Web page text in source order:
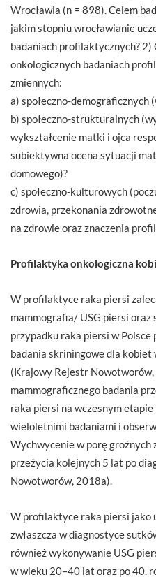
Wrocławia (n = 898). Celem
jakim stopniu wrocławianie
badaniach profilaktycznych? 2)
onkologicznych badaniach
zmiennych:
a) społeczno-demograficznych
b) społeczno-strukturalnych
wykształcenie matki i ojca
subiektywna ocena sytuacji
domowego)?
c) społeczno-kulturowych
zdrowia, przekonania
na zdrowie oraz znaczenia
Profilaktyka onkologiczna
W profilaktyce raka piersi
mammografia/ USG piersi oraz
przypadku raka piersi w Polsce
badania skriningowe dla
(Krajowy Rejestr
mammograficznego badania
raka piersi na wczesnym
wieloletnimi badaniami i
Wychwycenie w porę groźnych
przeżycia kolejnych 5 lat po
Nowotworów, 2018a).
W profilaktyce raka piersi jako
zwłaszcza w diagnostyce
również wykonywanie USG
w wieku 20–40 lat oraz po 40.